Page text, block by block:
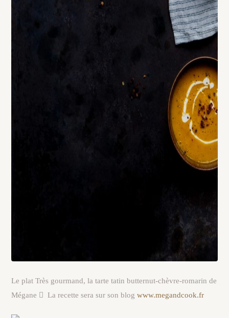
Le plat Très gourmand, la tarte tatin butternut-chèvre-romarin de
Mégane  La recette sera sur son blogwww.megandcook.fr